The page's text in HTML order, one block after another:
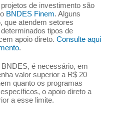
de investimento são
BNDES Finem. Alguns
que atendem setores
tipos de
apoio direto. Consulte aqui
.
é necessário, em
valor superior a R$ 20
quanto os programas
o apoio direto a
a esse limite.